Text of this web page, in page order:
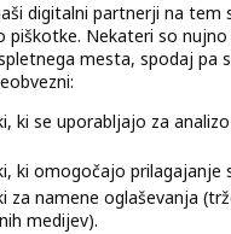
B.V. 1999–2026
Pravilnik o piškotkih Pogoji
pomanjkljivosti
digitalni partnerji na
piškotke. Nekateri so
mesta, spodaj pa
ki se uporabljajo za
ki omogočajo prilagajanje
za namene oglaševanja
medijev).